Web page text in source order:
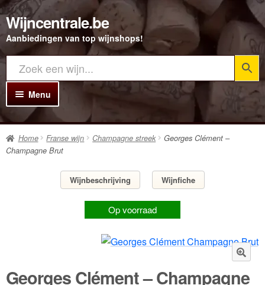
Ga
door
naar
navigatie
Ga
direct
naar
inhoud
Wijncentrale.be
Aanbiedingen van top wijnshops!
Menu
Home
Alle Wijnen
Rode wijn
Witte wijn
Rosé wijn
Bubbels
Home Franse wijn Champagne streek
Georges Clément –
Champagne Brut
Wijnbeschrijving Wijnfiche
Op voorraad
Georges Clément – Champagne